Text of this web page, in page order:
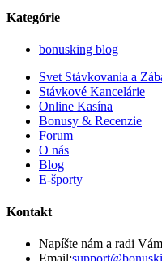
Kategórie
bonusking blog
Svet Stávkovania a
Stávkové Kancelárie
Online Kasína
Bonusy & Recenzie
Forum
O nás
Blog
E-športy
Kontakt
Napíšte nám a radi
Email: